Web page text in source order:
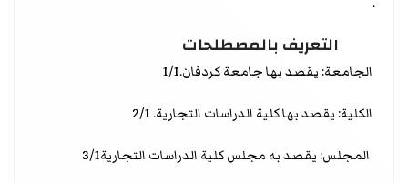
التعريف بالمصطلحات
الجامعة: يقصد بها جامعة كردفان.1/1
الكلية: يقصد بها كلية الدراسات التجارية. 2/1
المجلس: يقصد به مجلس كلية الدراسات التجارية3/1